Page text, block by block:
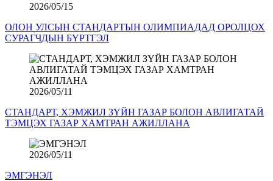
2026/05/15
ОЛОН УЛСЫН СТАНДАРТЫН ОЛИМПИАДАД ОРОЛЦОХ
СУРАГЧДЫН БҮРТГЭЛ
2026/05/11
СТАНДАРТ, ХЭМЖИЛ ЗҮЙН ГАЗАР БОЛОН АВЛИГАТАЙ
ТЭМЦЭХ ГАЗАР ХАМТРАН АЖИЛЛАНА
2026/05/11
ЭМГЭНЭЛ